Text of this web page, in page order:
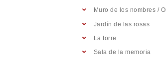
Muro de los nombres /
Jardín de las rosas
La torre
Sala de la memoria